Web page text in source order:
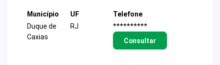
Município
Duque de
Caxias
UF
RJ
Telefone
**********
Consultar